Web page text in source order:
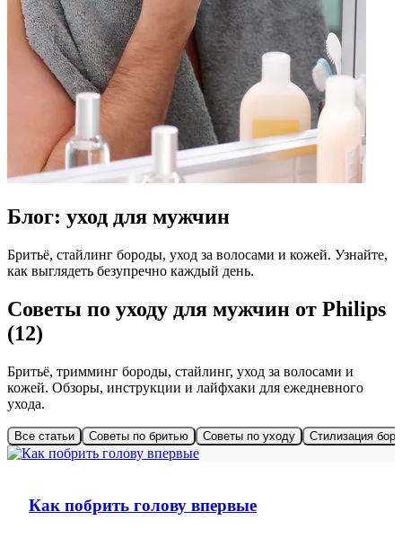
Блог: уход для мужчин
Бритьё, стайлинг бороды, уход за волосами и кожей. Узнайте,
как выглядеть безупречно каждый день.
Советы по уходу для мужчин от Philips
(12)
Бритьё, тримминг бороды, стайлинг, уход за волосами и
кожей. Обзоры, инструкции и лайфхаки для ежедневного
ухода.
Все статьи Советы по бритью Советы по уходу Стилизация
Как побрить голову впервые